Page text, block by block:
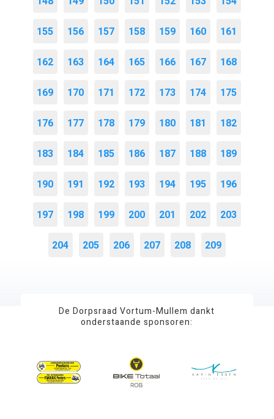
155 156 157 158 159 160 161
162 163 164 165 166 167 168
169 170 171 172 173 174 175
176 177 178 179 180 181 182
183 184 185 186 187 188 189
190 191 192 193 194 195 196
197 198 199 200 201 202 203
204 205 206 207 208 209
De Dorpsraad Vortum-Mullem dankt
onderstaande sponsoren: